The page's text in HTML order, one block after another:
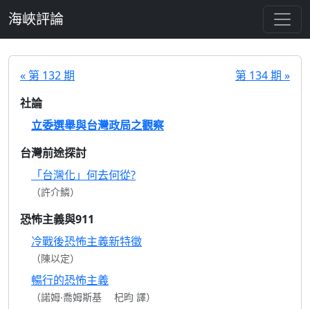
海峽評論
« 第 132 期
第 134 期 »
社論
立委選舉與台灣政局之觀察
台灣前途探討
「台灣化」何去何從?
（許介鱗）
恐怖主義與911
冷戰後恐怖主義新特徵
（陳以定）
暢行的恐怖主義
（諾姆‧喬姆斯基 杞昀 譯）